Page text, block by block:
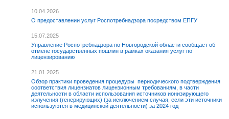
10.04.2026
О предоставлении услуг Роспотребнадзора посредством ЕПГУ
15.07.2025
Управление Роспотребнадзора по Новгородской области сообщает об
отмене государственных пошлин в рамках оказания услуг по
лицензированию
21.01.2025
Обзор практики проведения процедуры периодического подтверждения
соответствия лицензиатов лицензионным требованиям, в части
деятельности в области использования источников ионизирующего
излучения (генерирующих) (за исключением случая, если эти источники
используются в медицинской деятельности) за 2024 год